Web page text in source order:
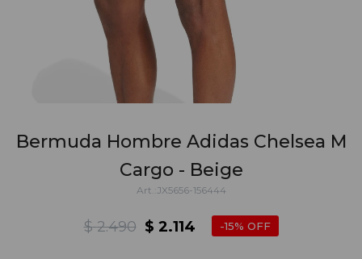
Bermuda Hombre Adidas Chelsea M
Cargo - Beige
JX5656-156444
$ 2.114
$ 2.490 15